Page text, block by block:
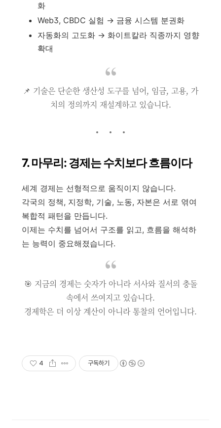
화
Web3, CBDC 실험 → 금융 시스템 분권화
자동화의 고도화 → 화이트칼라 직종까지 영향
확대
📌 기술은 단순한 생산성 도구를 넘어, 임금, 고용, 가
치의 정의까지 재설계하고 있습니다.
7. 마무리: 경제는 수치보다 흐름이다
세계 경제는 선형적으로 움직이지 않습니다.
각국의 정책, 지정학, 기술, 노동, 자본은 서로 엮여
복합적 패턴을 만듭니다.
이제는 수치를 넘어서 구조를 읽고, 흐름을 해석하
는 능력이 중요해졌습니다.
🎯 지금의 경제는 숫자가 아니라 서사와 질서의 충돌
속에서 쓰여지고 있습니다.
경제학은 더 이상 계산이 아니라 통찰의 언어입니다.
4 구독하기